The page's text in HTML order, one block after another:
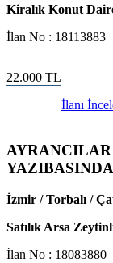
Kiralık Konut
İlan No : 18113883
22.000 TL
İlanı
İzmir / Torbalı /
Satılık Arsa
İlan No : 18083880